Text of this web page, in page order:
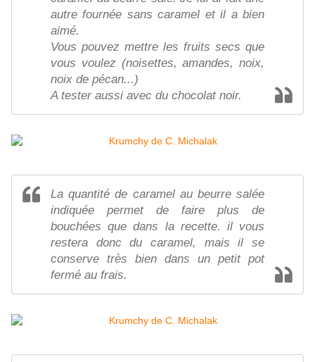
autre fournée sans caramel et il a bien
aimé.
Vous pouvez mettre les fruits secs que
vous voulez (noisettes, amandes, noix,
noix de pécan...)
A tester aussi avec du chocolat noir.
La quantité de caramel au beurre salée
indiquée permet de faire plus de
bouchées que dans la recette. il vous
restera donc du caramel, mais il se
conserve très bien dans un petit pot
fermé au frais.